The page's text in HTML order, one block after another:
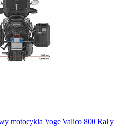
motocykla Voge Valico 800 Rally